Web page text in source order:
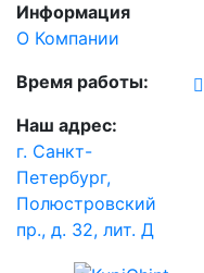
Информация
О Компании
Время работы:
Наш адрес:
г. Санкт-
Петербург,
Полюстровский
пр., д. 32, лит. Д